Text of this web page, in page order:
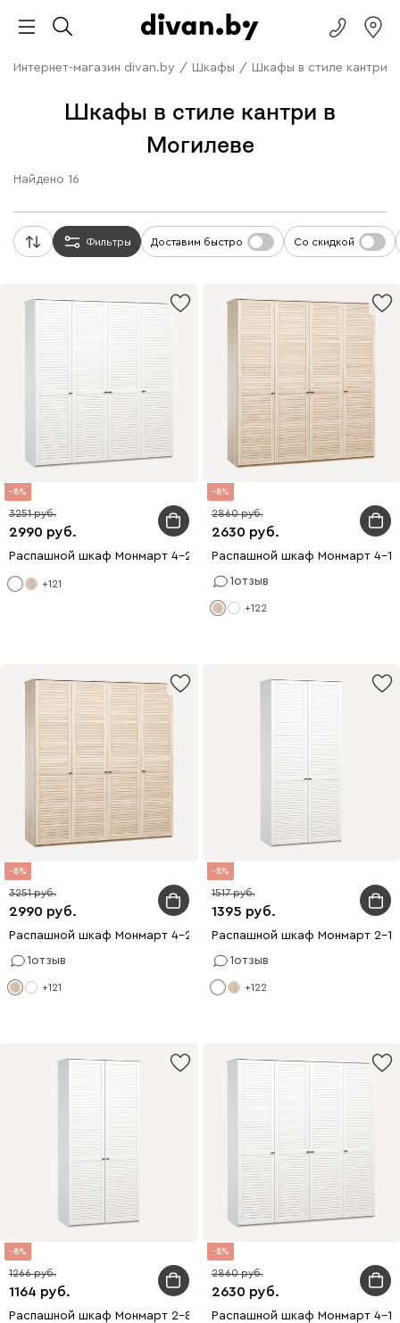
Интернет-магазин divan.by / Шкафы / Шкафы в стиле кантри
Шкафы в стиле кантри в
Могилеве
Найдено 16
Фильтры Доставим быстро Со скидкой
8
2990
3251
Распашной шкаф Монмарт 4-200x240 Белый
+121
8
2630
2860
Распашной шкаф Монмарт 4-
1отзыв
+122
8
2990
3251
Распашной шкаф Монмарт 4-200x240 Дуб Сонома
1отзыв
+121
8
1395
1517
Распашной шкаф Монмарт 2-
1отзыв
+122
8
1164
1266
Распашной шкаф Монмарт 2-80x210 Белый
8
2630
2860
Распашной шкаф Монмарт 4-